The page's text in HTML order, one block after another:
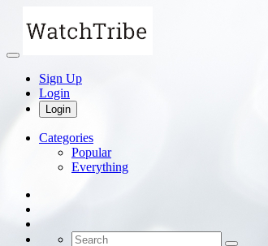
Sign Up
Login
Login
Categories
Popular
Everything